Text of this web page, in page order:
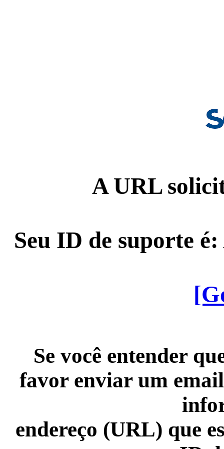
A URL
Seu ID de suporte
Se você entender
favor enviar um
endereço (URL) que